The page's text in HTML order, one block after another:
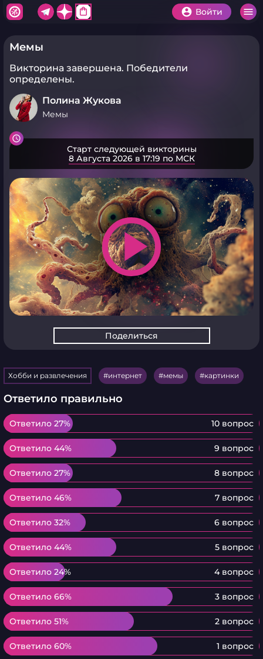
shopping_bag Войти
Мемы
Викторина завершена. Победители
определены.
Полина Жукова
Мемы
Старт следующей викторины
8 Августа 2026 в 17:19 по МСК
play_arrow
Поделиться
Хобби и развлечения интернет мемы картинки
Ответило правильно
Ответило 27% 10 вопрос
Ответило 27%
Ответило 44% 9 вопрос
Ответило 44%
Ответило 27% 8 вопрос
Ответило 27%
Ответило 46% 7 вопрос
Ответило 46%
Ответило 32% 6 вопрос
Ответило 32%
Ответило 44% 5 вопрос
Ответило 44%
Ответило 24% 4 вопрос
Ответило 24%
Ответило 66% 3 вопрос
Ответило 66%
Ответило 51% 2 вопрос
Ответило 51%
Ответило 60% 1 вопрос
Ответило 60%